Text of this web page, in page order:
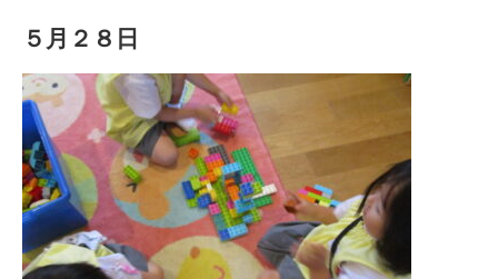
５月２８日